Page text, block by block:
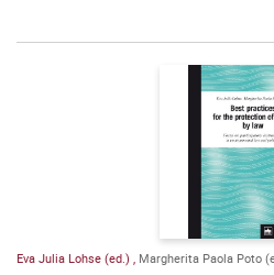
Eva Julia Lohse (ed.) , Margherita Paola Poto